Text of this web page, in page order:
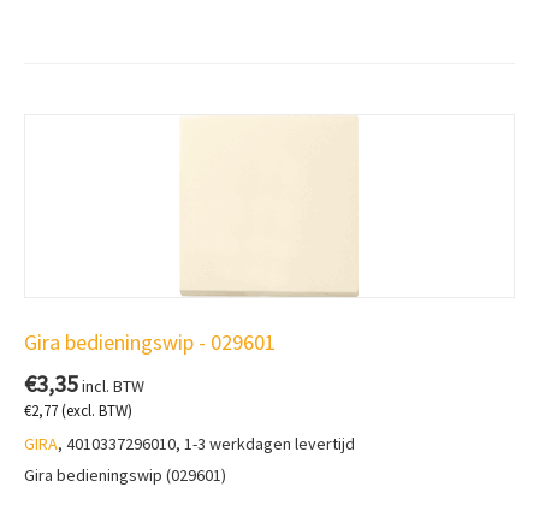
Gira bedieningswip - 029601
€3,35incl. BTW
€2,77(excl. BTW)
GIRA, 4010337296010, 1-3 werkdagen levertijd
Gira bedieningswip (029601)